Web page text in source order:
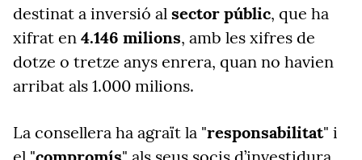
destinat a inversió al sector públic, que ha
xifrat en 4.146 milions, amb les xifres de
dotze o tretze anys enrera, quan no havien
arribat als 1.000 milions.
La consellera ha agraït la "responsabilitat" i